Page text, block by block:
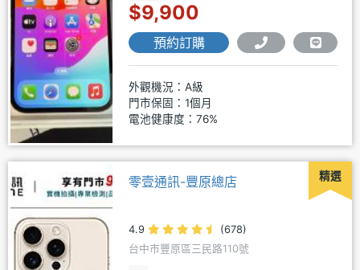
$9,900
預約訂購
外觀機況：A級
門市保固：1個月
電池健康度：76%
精選
零壹通訊-豐原總店
4.9
(678)
台中市豐原區三民路110號